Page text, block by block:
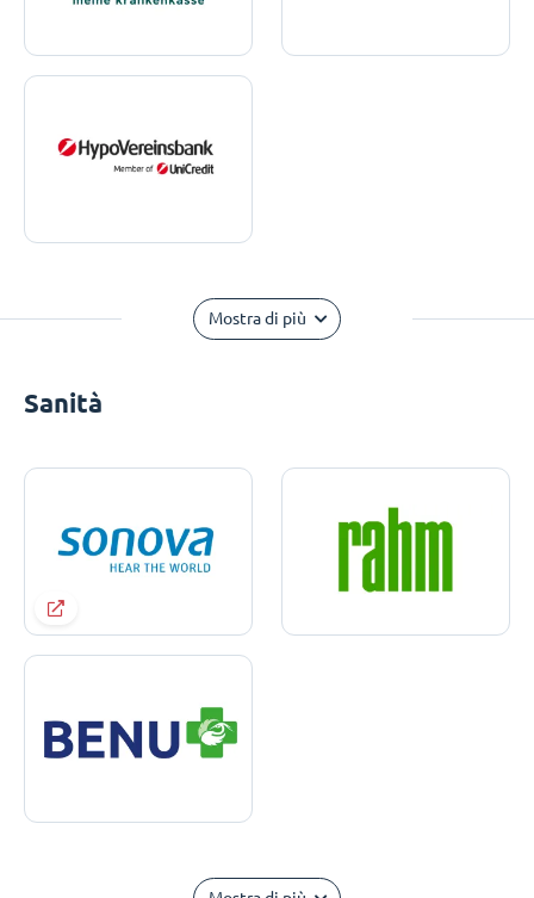
Mostra di più
Sanità